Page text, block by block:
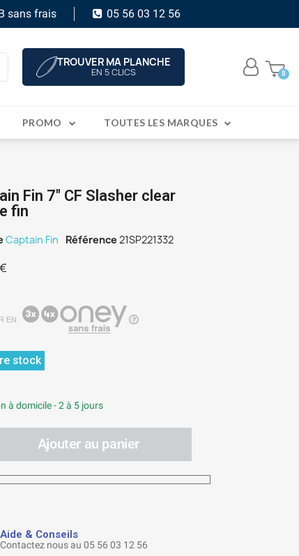
sans frais 05 56 03 12 56
TROUVER MA PLANCHE
EN 5 CLICS
PROMO TOUTES LES MARQUES
Fin 7" CF Slasher clear
fin
Captain Fin Référence 21SP221332
EN
stock
à domicile - 2 à 5 jours
Ajouter au panier
Aide & Conseils
Contactez nous au 05 56 03 12 56